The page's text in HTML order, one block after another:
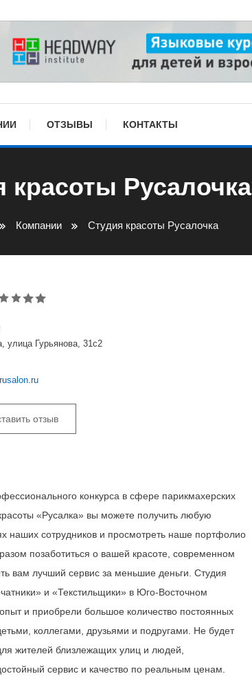
ОТЗЫВЫ КОНТАКТЫ
красоты Русалочка
Компании Студия красоты Русалочка
улица Гурьянова, 31с2
отзыв
конкурса в сфере парикмахерских
«Русалка» вы можете получить любую
наших сотрудников и просмотреть наше портфолио
позаботиться о вашей красоте, современном
вам лучший сервис за меньшие деньги. Студия
и «Текстильщики» в Юго-Восточном
и приобрели большое количество постоянных
коллегами, друзьями и подругами. Не будет
жителей близлежащих улиц и людей,
сервис и качество по реальным ценам.